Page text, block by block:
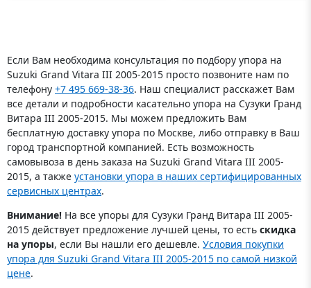
Если Вам необходима консультация по подбору упора на
Suzuki Grand Vitara III 2005-2015 просто позвоните нам по
телефону +7 495 669-38-36. Наш специалист расскажет Вам
все детали и подробности касательно упора на Сузуки Гранд
Витара III 2005-2015. Мы можем предложить Вам
бесплатную доставку упора по Москве, либо отправку в Ваш
город транспортной компанией. Есть возможность
самовывоза в день заказа на Suzuki Grand Vitara III 2005-
2015, а также установки упора в наших сертифицированных
сервисных центрах.
Внимание! На все упоры для Сузуки Гранд Витара III 2005-
2015 действует предложение лучшей цены, то есть скидка
на упоры, если Вы нашли его дешевле. Условия покупки
упора для Suzuki Grand Vitara III 2005-2015 по самой низкой
цене.